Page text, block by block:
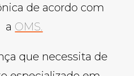
de acordo com
a OMS.
que necessita de